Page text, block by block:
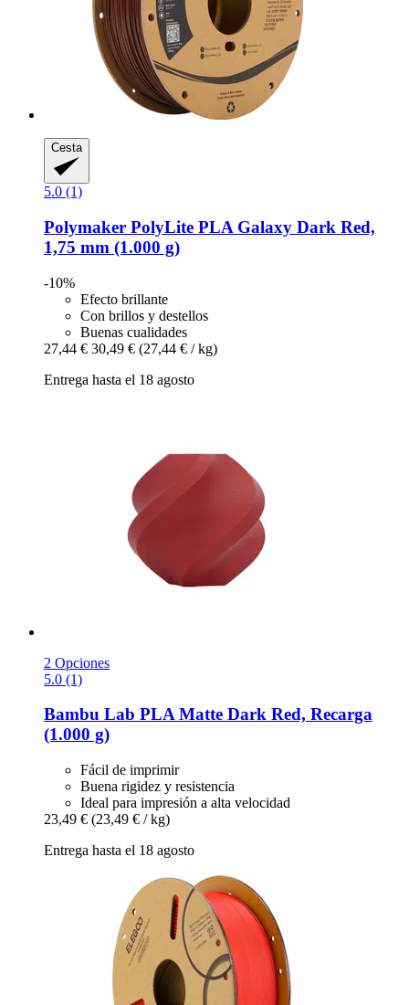
Cesta
5.0 (1)
Polymaker PolyLite PLA Galaxy Dark Red,
1,75 mm (1.000 g)
-10%
Efecto brillante
Con brillos y destellos
Buenas cualidades
27,44 € 30,49 € (27,44 € / kg)
Entrega hasta el 18 agosto
2 Opciones
5.0 (1)
Bambu Lab PLA Matte Dark Red, Recarga
(1.000 g)
Fácil de imprimir
Buena rigidez y resistencia
Ideal para impresión a alta velocidad
23,49 € (23,49 € / kg)
Entrega hasta el 18 agosto